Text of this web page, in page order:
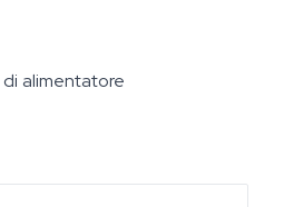
alimentatore